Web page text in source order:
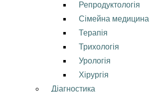
Репродуктологія
Сімейна медицина
Терапія
Трихологія
Урологія
Хірургія
Діагностика